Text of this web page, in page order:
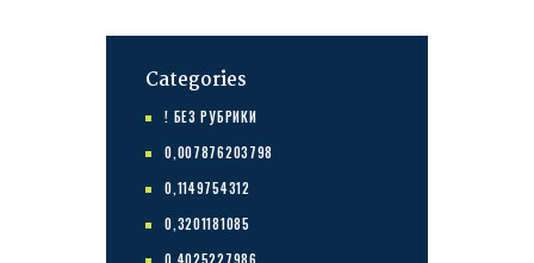
Categories
! БЕЗ РУБРИКИ
0,007876203798
0,1149754312
0,3201181085